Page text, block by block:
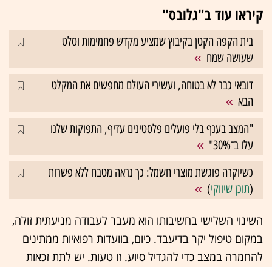
קיראו עוד ב"גלובס"
בית הקפה הקטן בקיבוץ שמציע מקדש פחמימות וסלט
שעושה שמח
דובאי כבר לא בטוחה, ועשירי העולם מחפשים את המקלט
הבא
"המצב בענף בלי פועלים פלסטינים עדיף, התפוקות שלנו
עלו ב־30%"
כשיוקרה פוגשת מוצרי חשמל: כך נראה מטבח ללא פשרות
(תוכן שיווקי)
השינוי השלישי בחשיבותו הוא מעבר לעבודה מניעתית זולה,
במקום טיפול יקר בדיעבד. כיום, בוועדות רפואיות ממתינים
להחמרה במצב כדי להגדיל סיוע. זו טעות. יש לתת זכאות